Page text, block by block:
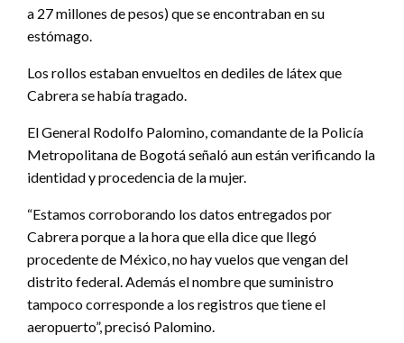
a 27 millones de pesos) que se encontraban en su
estómago.
Los rollos estaban envueltos en dediles de látex que
Cabrera se había tragado.
El General Rodolfo Palomino, comandante de la Policía
Metropolitana de Bogotá señaló aun están verificando la
identidad y procedencia de la mujer.
“Estamos corroborando los datos entregados por
Cabrera porque a la hora que ella dice que llegó
procedente de México, no hay vuelos que vengan del
distrito federal. Además el nombre que suministro
tampoco corresponde a los registros que tiene el
aeropuerto”, precisó Palomino.